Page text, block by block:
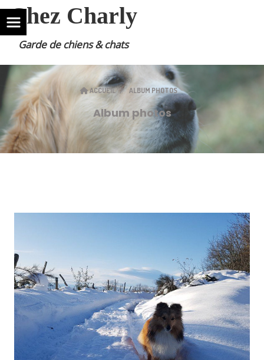
Chez Charly
Garde de chiens & chats
ACCUEIL ALBUM PHOTOS
Album photos